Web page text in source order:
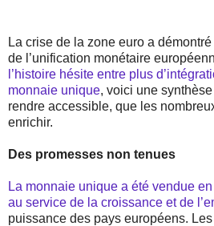
La crise de la zone euro a
de l’unification monétaire
l’histoire hésite entre plus
monnaie unique, voici une
rendre accessible, que les
enrichir.
Des promesses non tenues
La monnaie unique a été vendue
au service de la croissance et de
puissance des pays européens.